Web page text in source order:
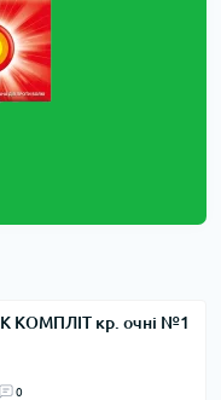
КОМПЛІТ кр. очні №1
0